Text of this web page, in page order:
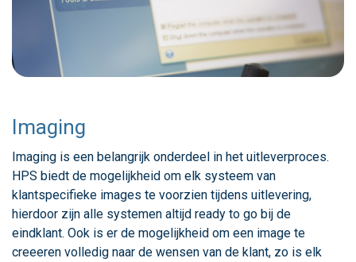
Imaging
Imaging is een belangrijk onderdeel in het uitleverproces.
HPS biedt de mogelijkheid om elk systeem van
klantspecifieke images te voorzien tijdens uitlevering,
hierdoor zijn alle systemen altijd ready to go bij de
eindklant. Ook is er de mogelijkheid om een image te
creeeren volledig naar de wensen van de klant, zo is elk